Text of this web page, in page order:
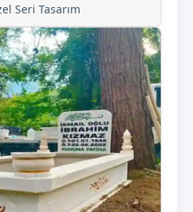
Seri Tasarım